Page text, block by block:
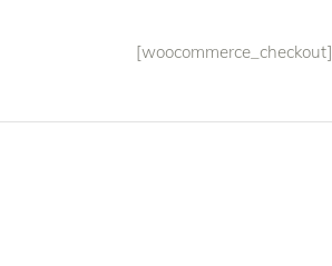
[woocommerce_checkout]